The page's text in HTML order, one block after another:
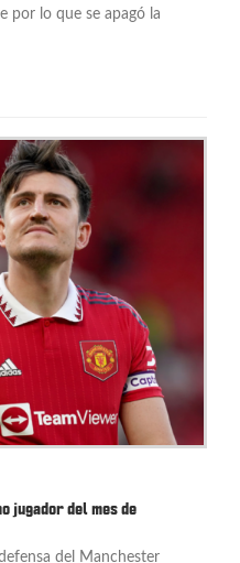
por lo que se apagó la
jugador del mes de
del Manchester